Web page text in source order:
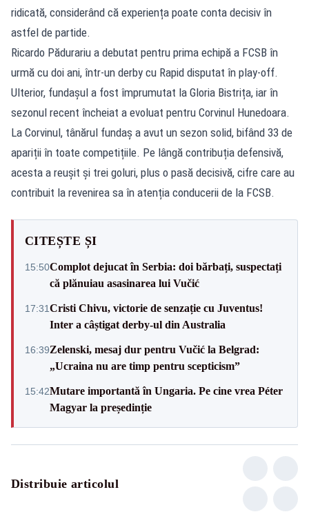
ridicată, considerând că experiența poate conta decisiv în
astfel de partide.
Ricardo Pădurariu a debutat pentru prima echipă a FCSB în
urmă cu doi ani, într-un derby cu Rapid disputat în play-off.
Ulterior, fundașul a fost împrumutat la Gloria Bistrița, iar în
sezonul recent încheiat a evoluat pentru Corvinul Hunedoara.
La Corvinul, tânărul fundaș a avut un sezon solid, bifând 33 de
apariții în toate competițiile. Pe lângă contribuția defensivă,
acesta a reușit și trei goluri, plus o pasă decisivă, cifre care au
contribuit la revenirea sa în atenția conducerii de la FCSB.
CITEȘTE ȘI
15:50Complot dejucat în Serbia: doi bărbați, suspectați
că plănuiau asasinarea lui Vučić
17:31Cristi Chivu, victorie de senzație cu Juventus!
Inter a câștigat derby-ul din Australia
16:39Zelenski, mesaj dur pentru Vučić la Belgrad:
„Ucraina nu are timp pentru scepticism”
15:42Mutare importantă în Ungaria. Pe cine vrea Péter
Magyar la președinție
Distribuie articolul